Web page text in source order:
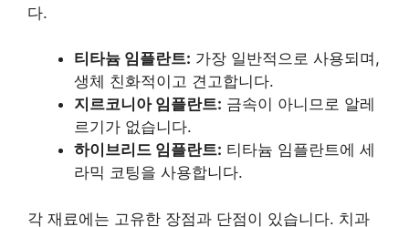
다.
티타늄 임플란트: 가장 일반적으로 사용되며,
생체 친화적이고 견고합니다.
지르코니아 임플란트: 금속이 아니므로 알레
르기가 없습니다.
하이브리드 임플란트: 티타늄 임플란트에 세
라믹 코팅을 사용합니다.
각 ​​재료에는 고유한 장점과 단점이 있습니다. 치과